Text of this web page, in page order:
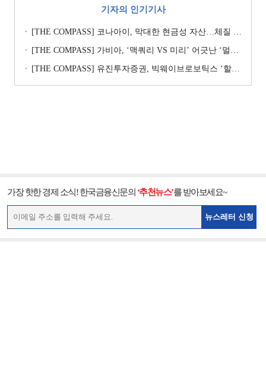
기자의 인기기사
[THE COMPASS] 코나아이, 막대한 현금성 자산…체질 개선 핵심 Key
[THE COMPASS] 가비아, ‘맥쿼리 VS 미리’ 어긋난 ‘멀티플 수싸움’
[THE COMPASS] 유진투자증권, 빅웨이브로보틱스 ‘할인율’ 낮춰 ‘몸값’ 지키기…’고무줄’ 가치평가
가장 핫한 경제 소식! 한국금융신문의 ‘추천뉴스’를 받아보세요~
뉴스레터 신청